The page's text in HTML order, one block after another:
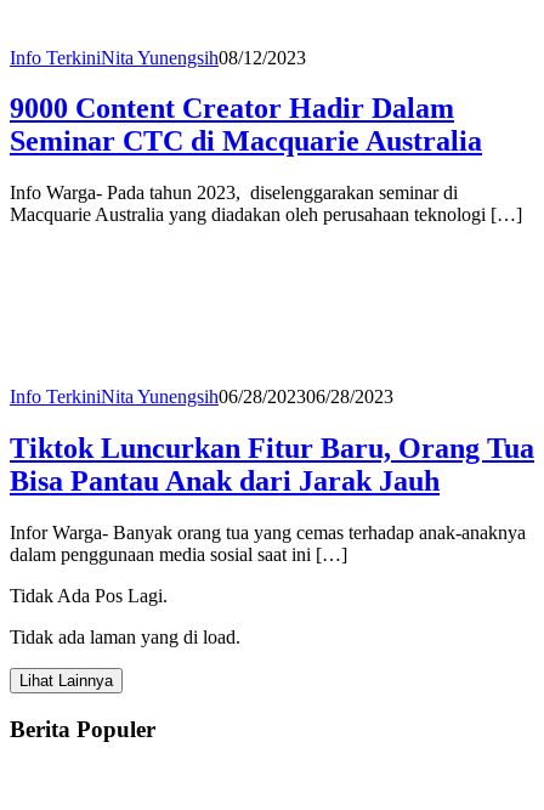
Info TerkiniNita Yunengsih08/12/2023
9000 Content Creator Hadir Dalam
Seminar CTC di Macquarie Australia
Info Warga- Pada tahun 2023, diselenggarakan seminar di
Macquarie Australia yang diadakan oleh perusahaan teknologi […]
Info TerkiniNita Yunengsih06/28/202306/28/2023
Tiktok Luncurkan Fitur Baru, Orang Tua
Bisa Pantau Anak dari Jarak Jauh
Infor Warga- Banyak orang tua yang cemas terhadap anak-anaknya
dalam penggunaan media sosial saat ini […]
Tidak Ada Pos Lagi.
Tidak ada laman yang di load.
Lihat Lainnya
Berita Populer